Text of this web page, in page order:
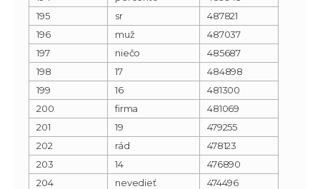
195
sr
487821
196
muž
487037
197
niečo
485687
198
17
484898
199
16
481300
200
firma
481069
201
19
479255
202
rád
478123
203
14
476890
204
nevedieť
474496